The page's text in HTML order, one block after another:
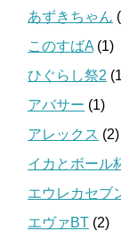
あずきちゃん
このすばA (1)
ひぐらし祭2
アバサー (1)
アレックス (2)
イカとボール
エウレカセブ
エヴァBT (2)